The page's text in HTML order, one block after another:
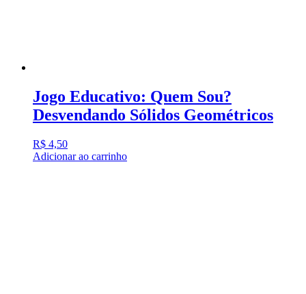
Jogo Educativo: Quem Sou?
Desvendando Sólidos Geométricos
R$ 4,50
Adicionar ao carrinho